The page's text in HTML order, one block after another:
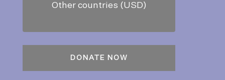
Other countries (USD)